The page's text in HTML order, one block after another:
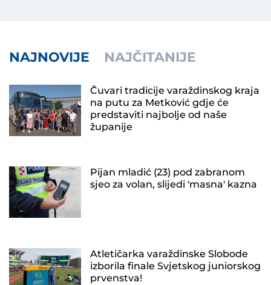
NAJNOVIJE NAJČITANIJE
Čuvari tradicije varaždinskog kraja
na putu za Metković gdje će
predstaviti najbolje od naše
županije
Pijan mladić (23) pod zabranom
sjeo za volan, slijedi 'masna' kazna
Atletičarka varaždinske Slobode
izborila finale Svjetskog juniorskog
prvenstva!